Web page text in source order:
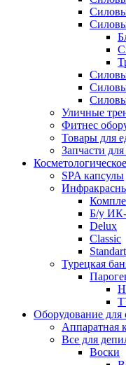
Уличные
Фитнес
Товары для
Запчасти
SPA капсулы
Б/у
Delux
Classic
Standart
Турецкая
Оборудование для
Аппаратная
Все для
Воски